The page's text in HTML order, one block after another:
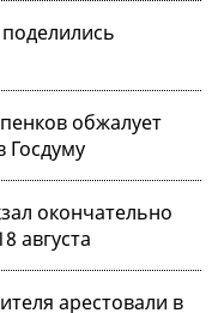
обжалует
Госдуму
окончательно
августа
арестовали в